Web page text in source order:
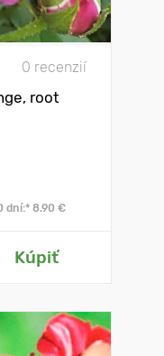
0 recenzií
root
dní:* 8.90 €
Kúpiť